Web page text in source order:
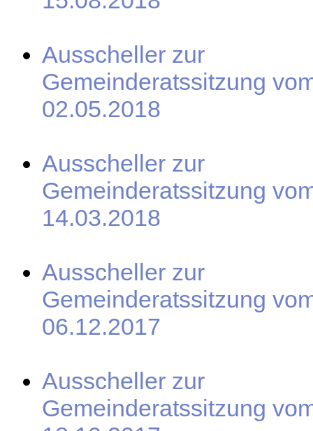
Ausscheller zur
Gemeinderatssitzung
02.05.2018
Ausscheller zur
Gemeinderatssitzung
14.03.2018
Ausscheller zur
Gemeinderatssitzung
06.12.2017
Ausscheller zur
Gemeinderatssitzung